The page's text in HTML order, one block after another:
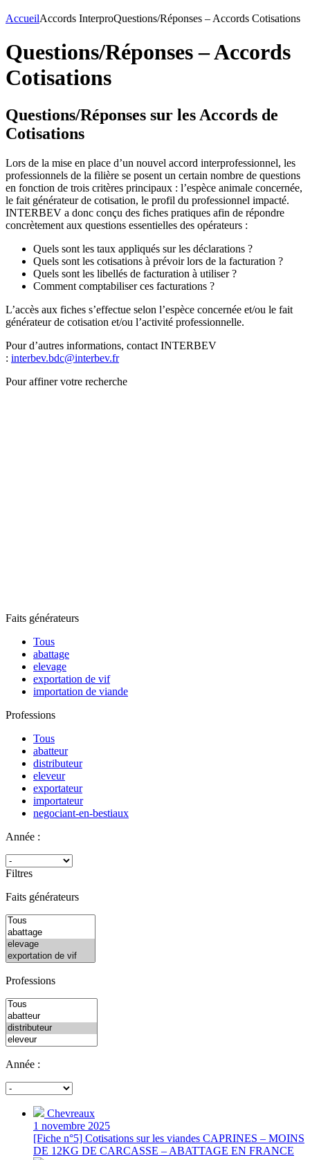
AccueilAccords InterproQuestions/Réponses – Accords Cotisations
Questions/Réponses – Accords
Cotisations
Questions/Réponses sur les Accords de
Cotisations
Lors de la mise en place d’un nouvel accord interprofessionnel, les
professionnels de la filière se posent un certain nombre de questions
en fonction de trois critères principaux : l’espèce animale concernée,
le fait générateur de cotisation, le profil du professionnel impacté.
INTERBEV a donc conçu des fiches pratiques afin de répondre
concrètement aux questions essentielles des opérateurs :
Quels sont les taux appliqués sur les déclarations ?
Quels sont les cotisations à prévoir lors de la facturation ?
Quels sont les libellés de facturation à utiliser ?
Comment comptabiliser ces facturations ?
L’accès aux fiches s’effectue selon l’espèce concernée et/ou le fait
générateur de cotisation et/ou l’activité professionnelle.
Pour d’autres informations, contact INTERBEV
: interbev.bdc@interbev.fr
Pour affiner votre recherche
Faits générateurs
Tous
abattage
elevage
exportation de vif
importation de viande
Professions
Tous
abatteur
distributeur
eleveur
exportateur
importateur
negociant-en-bestiaux
Année :
Filtres
Faits générateurs
Professions
Année :
Chevreaux
1 novembre 2025
[Fiche n°5] Cotisations sur les viandes CAPRINES – MOINS
DE 12KG DE CARCASSE – ABATTAGE EN FRANCE